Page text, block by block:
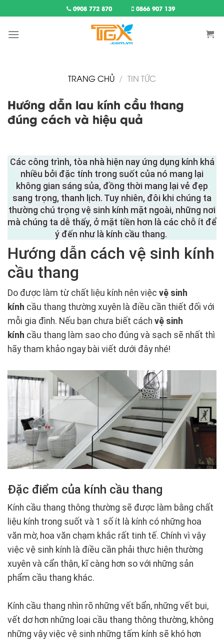
to
content
0908 772 870 0866 907 139
TRANG CHỦ / TIN TỨC
Hướng dẫn lau kính cầu thang
đúng cách và hiệu quả
Các công trình, tòa nhà hiện nay ứng dụng kính khá
nhiều bởi đặc tính trong suốt của nó mang lại
không gian sáng sủa, đồng thời mang lại vẻ đẹp
sang trọng, thanh lịch. Tuy nhiên, đôi khi chúng ta
thường chú trọng vệ sinh kính mặt ngoài, những nơi
mà chúng ta dễ thấy, ở mặt tiền hơn là các chỗ ít để
ý đến như là kính cầu thang.
Hướng dẫn cách vệ sinh kính
cầu thang
Do được làm từ chất liệu kính nên việc vệ sinh
kính cầu thang thường xuyên là điều cần thiết đối với
mỗi gia đình. Nếu bạn chưa biết cách vệ sinh
kính cầu thang làm sao cho đúng và sạch sẽ nhất thì
hãy tham khảo ngay bài viết dưới đây nhé!
Đặc điểm của kính cầu thang
Kính cầu thang thông thường sẽ được làm bằng chất
liệu kính trong suốt và 1 số ít là kính có những hoa
văn mờ, hoa văn chạm khắc rất tinh tế. Chính vì vậy
việc vệ sinh kính là điều cần phải thực hiện thường
xuyên và cẩn thận, kĩ càng hơn so với những sản
phẩm cầu thang khác.
Kính cầu thang nhìn rõ những vết bẩn, những vết bụi,
vết dơ hơn những loại cầu thang thông thường, không
những vậy việc vệ sinh những tấm kính sẽ khó hơn